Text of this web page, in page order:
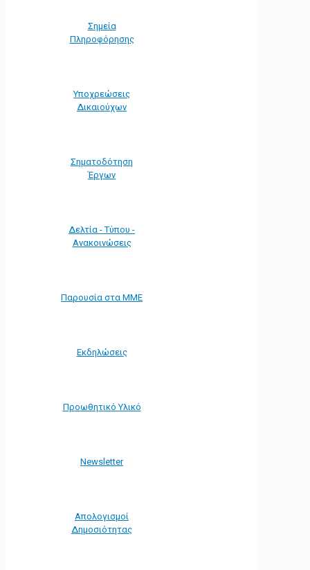
Σημεία
Πληροφόρησης
Υποχρεώσεις
Δικαιούχων
Σηματοδότηση
Έργων
Δελτία - Τύπου -
Ανακοινώσεις
Παρουσία στα ΜΜΕ
Εκδηλώσεις
Προωθητικό Υλικό
Νewsletter
Απολογισμοί
Δημοσιότητας